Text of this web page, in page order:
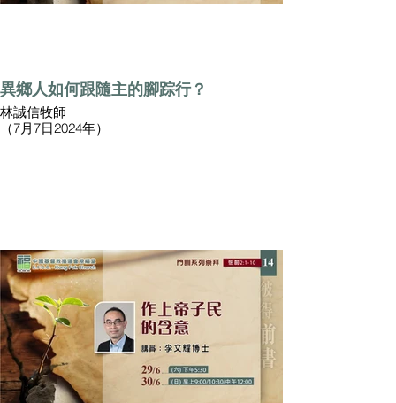
異鄉人如何跟隨主的腳踪行？
林誠信牧師
（7月7日2024年）